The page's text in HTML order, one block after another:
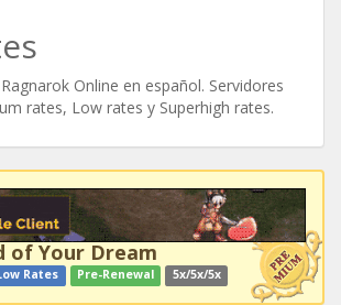
Online en español. Servidores
rates, Low rates y Superhigh rates.
of Your Dream
Rates Pre-Renewal 5x/5x/5x